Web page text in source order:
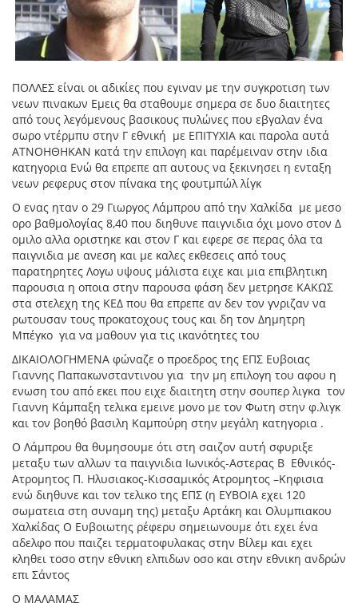
ΠΟΛΛΕΣ είναι οι αδικίες που εγιναν με την συγκροτιση των
νεων πινακων Εμεις θα σταθουμε σημερα σε δυο διαιτητες
από τους λεγόμενους βασικους πυλώνες που εβγαλαν ένα
σωρο ντέρμπυ στην Γ εθνική με ΕΠΙΤΥΧΙΑ και παρολα αυτά
ΑΤΝΟΗΘΗΚΑΝ κατά την επιλογη και παρέμειναν στην ιδια
κατηγορια Ενώ θα επρεπε απ αυτους να ξεκινησει η ενταξη
νεων ρεφερυς στον πίνακα της φουτμπώλ λίγκ
Ο ενας ηταν ο 29 Γιωργος Λάμπρου από την Χαλκίδα με μεσο
ορο βαθμολογίας 8,40 που διηθυνε παιγνιδια όχι μονο στον Δ
ομιλο αλλα οριστηκε και στον Γ και εφερε σε περας όλα τα
παιγνιδια με ανεση και με καλες εκθεσεις από τους
παρατηρητες Λογω υψους μάλιστα ειχε και μια επιβλητικη
παρουσια η οποια στην παρουσα φάση δεν μετρησε ΚΑΚΩΣ
στα στελεχη της ΚΕΔ που θα επρεπε αν δεν τον γνριζαν να
ρωτουσαν τους προκατοχους τους και δη τον Δημητρη
Μπέγκο για να μαθουν για τις ικανότητες του
ΔΙΚΑΙΟΛΟΓΗΜΕΝΑ φώναζε ο προεδρος της ΕΠΣ Ευβοιας
Γιαννης Παπακωνσταντινου για την μη επιλογη του αφου η
ενωση του από εκει που ειχε διαιτητη στην σουπερ λιγκα τον
Γιαννη Κάμπαξη τελικα εμεινε μονο με τον Φωτη στην φ.λιγκ
και τον βοηθό βασιλη Καμπούρη στην μεγάλη κατηγορια .
Ο Λάμπρου θα θυμησουμε ότι στη σαιζον αυτή σφυριξε
μεταξυ των αλλων τα παιγνιδια Ιωνικός-Αστερας Β Εθνικός-
Ατρομητος Π. Ηλυσιακος-Κισσαμικός Ατρομητος –Κηφισια
ενώ διηθυνε και τον τελικο της ΕΠΣ (η ΕΥΒΟΙΑ εχει 120
σωματεια στη συναμη της) μεταξυ Αρτάκη και Ολυμπιακου
Χαλκίδας Ο Ευβοιωτης ρέφερυ σημειωνουμε ότι εχει ένα
αδελφο που παιζει τερματοφυλακας στην Βίλεμ και εχει
κληθει τοσο στην εθνικη ελπιδων οσο και στην εθνικη ανδρών
επι Σάντος
Ο ΜΑΛΑΜΑΣ